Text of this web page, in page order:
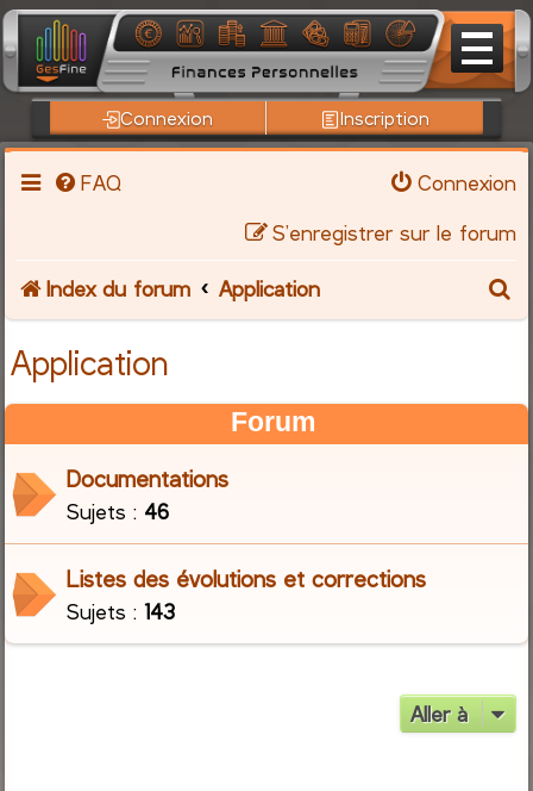
Connexion Inscription
FAQ
Connexion
S’enregistrer sur le forum
Index du forum Application
r
Application
Forum
Documentations
Sujets : 46
Listes des évolutions et corrections
Sujets :143
Aller à